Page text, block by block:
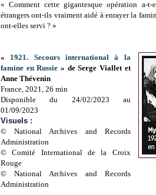
« Comment cette gigantesque opération a-t-
étrangers ont-ils vraiment aidé à enrayer la
ont-elles servi ? »
« 1921. Secours international à la
famine en Russie » de Serge Viallet et
Anne Thévenin
France, 2021, 26 min
Disponible du 24/02/2023 au
01/09/2023
Visuels :
© National Archives and Records
Administration
© Comité International de la Croix
Rouge
© National Archives and Records
Administration